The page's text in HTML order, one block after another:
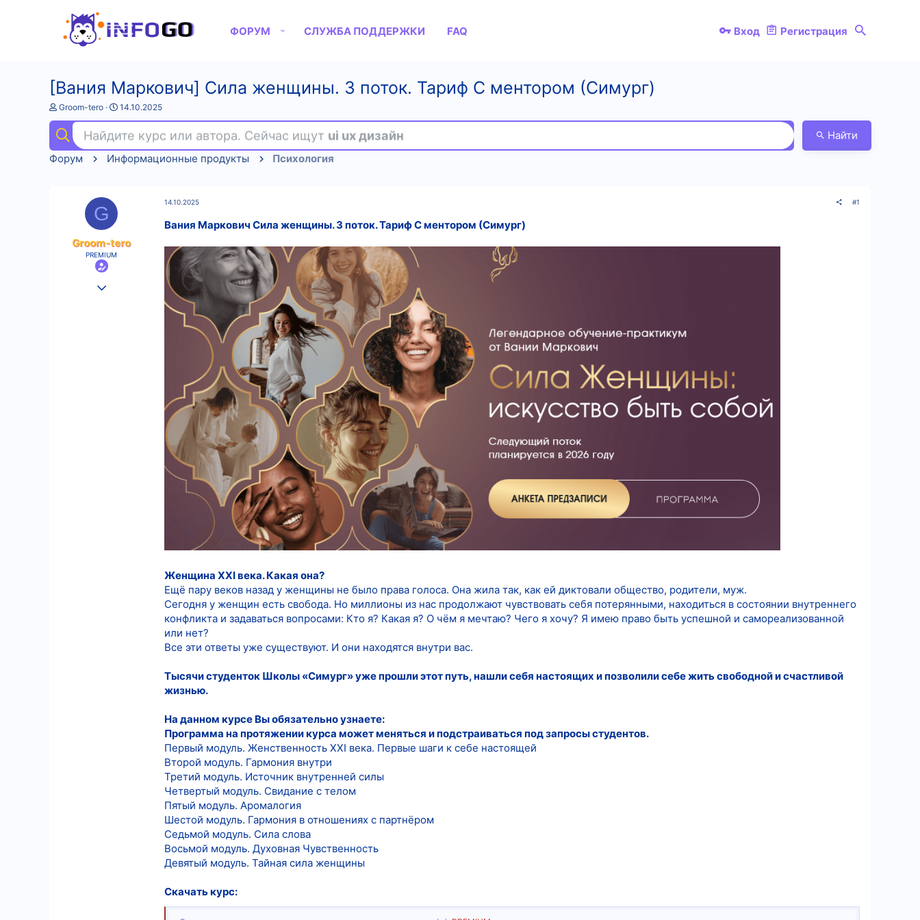
ФОРУМ СЛУЖБА ПОДДЕРЖКИ FAQ Вход Регистрация
[Вания Маркович] Сила женщины. 3 поток. Тариф С ментором (Симург)
А
т
о
р
т
Groom-tero
Д
а
н
а
14.10.2025
Найдите курс или автора. Сейчас ищут ui ux дизайн
Найти
Форум
Информационные продукты Психология
G
Groom-tero
PREMIUM
14.10.2025 #1
Вания Маркович Сила женщины. 3 поток. Тариф С ментором (Симург)
Женщина XXI века. Какая она?
Ещё пару веков назад у женщины не было права голоса. Она жила так, как ей диктовали общество, родители, муж.
Сегодня у женщин есть свобода. Но миллионы из нас продолжают чувствовать себя потерянными, находиться в состоянии внутреннего
конфликта и задаваться вопросами: Кто я? Какая я? О чём я мечтаю? Чего я хочу? Я имею право быть успешной и самореализованной
или нет?
Все эти ответы уже существуют. И они находятся внутри вас.
Тысячи студенток Школы «Симург» уже прошли этот путь, нашли себя настоящих и позволили себе жить свободной и счастливой
жизнью.
На данном курсе Вы обязательно узнаете:
Программа на протяжении курса может меняться и подстраиваться под запросы студентов.
Первый модуль. Женственность XXI века. Первые шаги к себе настоящей
Второй модуль. Гармония внутри
Третий модуль. Источник внутренней силы
Четвертый модуль. Свидание с телом
Пятый модуль. Аромалогия
Шестой модуль. Гармония в отношениях с партнёром
Седьмой модуль. Сила слова
Восьмой модуль. Духовная Чувственность
Девятый модуль. Тайная сила женщины
Скачать курс: